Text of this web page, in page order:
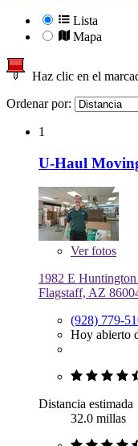
Lista
Mapa
Haz clic en el
Ordenar por:
1
U-Haul
Verfotos
1982 E
Flagstaff, AZ
(928) 779-
Hoy abierto
Distancia estimada
32.0 millas